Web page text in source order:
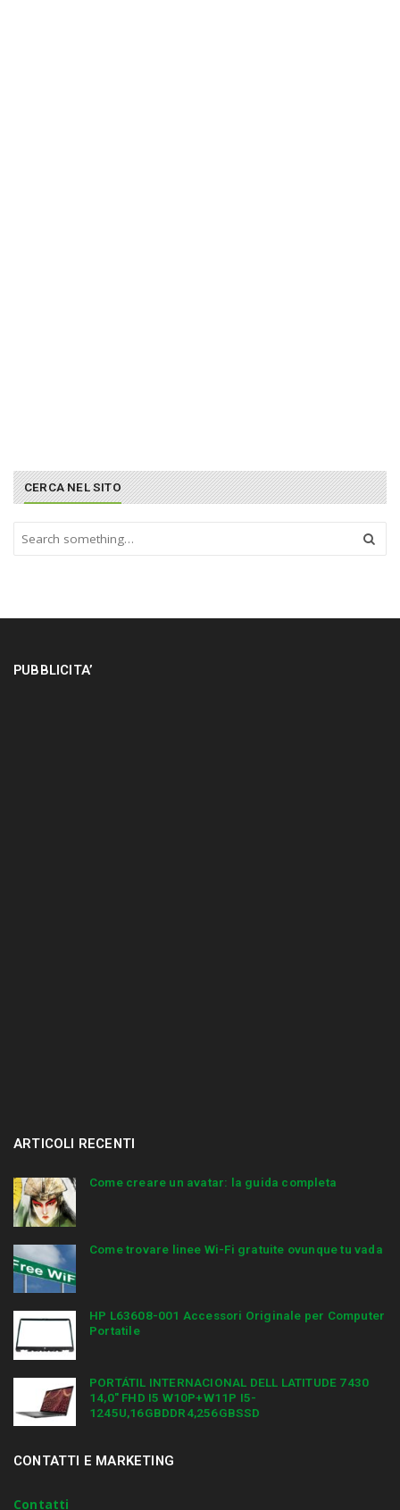
CERCA NEL SITO
h
d
PUBBLICITA’
ARTICOLI RECENTI
Come creare un avatar: la guida completa
Come trovare linee Wi-Fi gratuite ovunque tu vada
HP L63608-001 Accessori Originale per Computer
Portatile
PORTÁTIL INTERNACIONAL DELL LATITUDE 7430
14,0″ FHD I5 W10P+W11P I5-
1245U,16GBDDR4,256GBSSD
CONTATTI E MARKETING
Contatti